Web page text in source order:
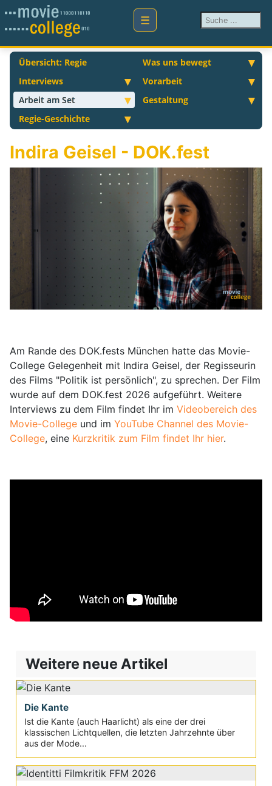
Suchen ...
Übersicht: Regie
Was uns bewegt
Interviews
Vorarbeit
Arbeit am Set
Gestaltung
Regie-Geschichte
Indira Geisel - DOK.fest
Am Rande des DOK.fests München hatte das Movie-
College Gelegenheit mit Indira Geisel, der Regisseurin
des Films "Politik ist persönlich", zu sprechen. Der Film
wurde auf dem DOK.fest 2026 aufgeführt. Weitere
Interviews zu dem Film findet Ihr im Videobereich des
Movie-College und im YouTube Channel des Movie-
College, eine Kurzkritik zum Film findet Ihr hier.
Weitere neue Artikel
Die Kante
Ist die Kante (auch Haarlicht) als eine der drei
klassischen Lichtquellen, die letzten Jahrzehnte über
aus der Mode...